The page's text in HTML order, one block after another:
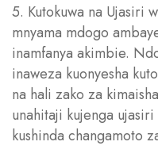
5. Kutokuwa na Ujasiri
mnyama mdogo
inamfanya akimbie.
inaweza kuonyesha
na hali zako za
unahitaji kujenga
kushinda changamoto